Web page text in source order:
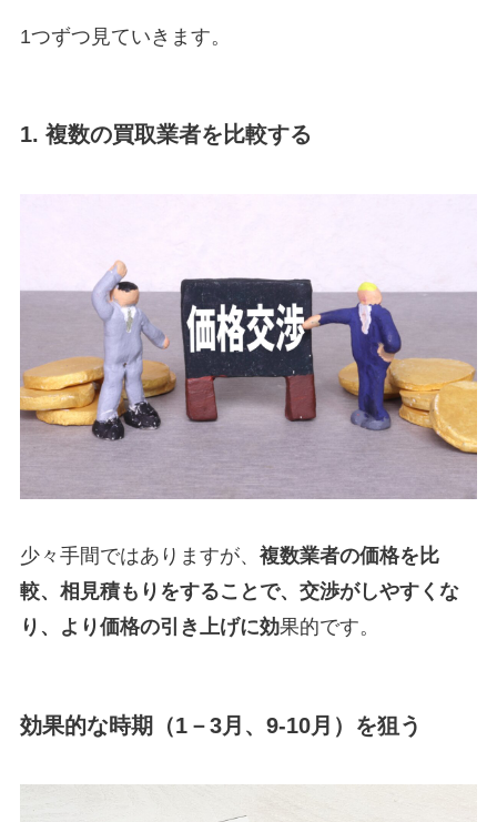
1つずつ見ていきます。
1. 複数の買取業者を比較する
少々手間ではありますが、 複数業者の価格を比
較、相見積もりをすることで、交渉がしやすくな
り、より価格の引き上げに効果的です。
効果的な時期（1－3月、9-10月）を狙う